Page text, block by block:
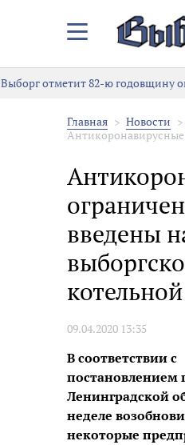
Закрыть/
меню
отметит 82-ю годовщину
Главная Новости
введены
котельной
09.04.2020 13:35
В соответствии с
постановлением
Ленинградской
неделе
некоторые